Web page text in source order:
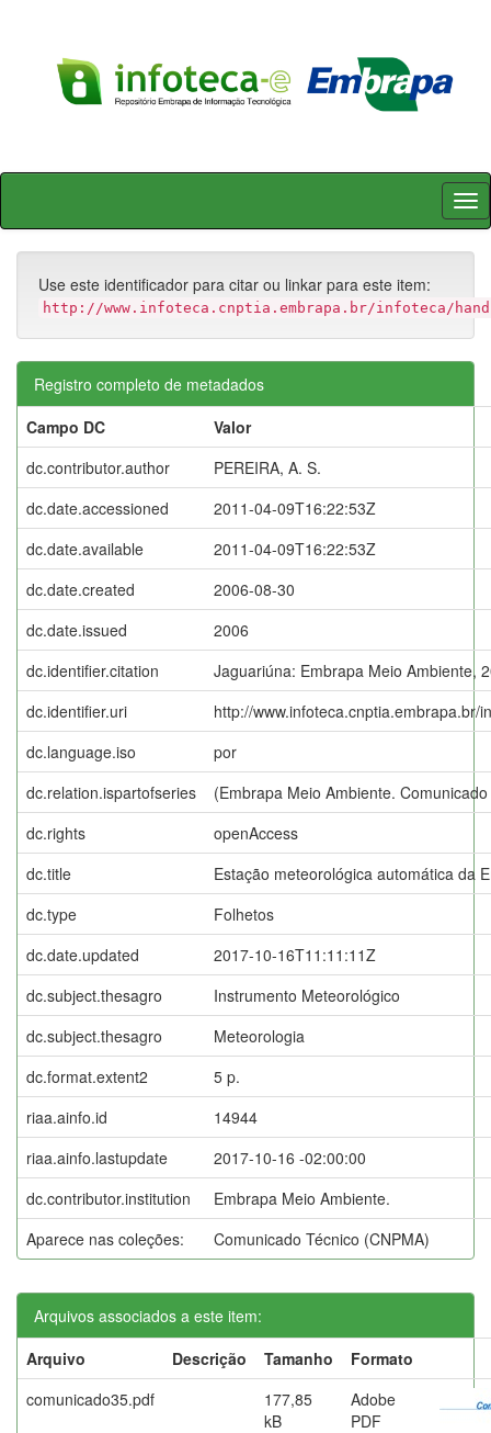
Skip
Use este identificador para citar ou linkar para este item:
http://www.infoteca.cnptia.embrapa.br/infoteca/
Registro completo de metadados
Campo DC
Valor
dc.contributor.author
PEREIRA, A. S.
dc.date.accessioned
2011-04-09T16:22:53Z
dc.date.available
2011-04-09T16:22:53Z
dc.date.created
2006-08-30
dc.date.issued
2006
dc.identifier.citation
Jaguariúna: Embrapa Meio Ambiente,
dc.identifier.uri
http://www.infoteca.cnptia.embrapa.br/
dc.language.iso
por
dc.relation.ispartofseries
(Embrapa Meio Ambiente.
dc.rights
openAccess
dc.title
Estação meteorológica automática da
dc.type
Folhetos
dc.date.updated
2017-10-16T11:11:11Z
dc.subject.thesagro
Instrumento Meteorológico
dc.subject.thesagro
Meteorologia
dc.format.extent2
5 p.
riaa.ainfo.id
14944
riaa.ainfo.lastupdate
2017-10-16 -02:00:00
dc.contributor.institution
Embrapa Meio Ambiente.
Aparece nas coleções:
Comunicado Técnico (CNPMA)
Arquivos associados a este item:
Arquivo
Descrição Tamanho
Formato
comunicado35.pdf
177,85
kB
Adobe
PDF